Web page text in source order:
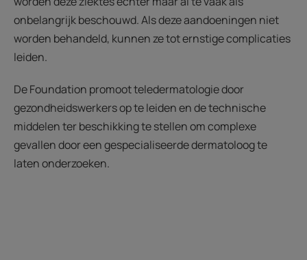
onbelangrijk beschouwd. Als deze aandoeningen niet
worden behandeld, kunnen ze tot ernstige complicaties
leiden.
De Foundation promoot teledermatologie door
gezondheidswerkers op te leiden en de technische
middelen ter beschikking te stellen om complexe
gevallen door een gespecialiseerde dermatoloog te
laten onderzoeken.